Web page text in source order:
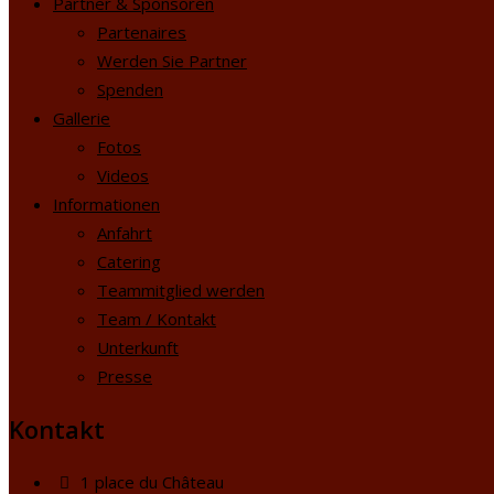
Partenaires
Werden Sie Partner
Spenden
Gallerie
Fotos
Videos
Informationen
Anfahrt
Catering
Teammitglied werden
Team / Kontakt
Unterkunft
Presse
Kontakt
1 place du Château